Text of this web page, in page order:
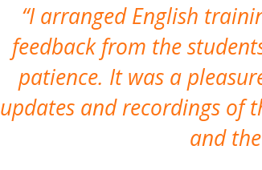
I arranged English
feedback from the
patience. It was a
updates and recordings of
and